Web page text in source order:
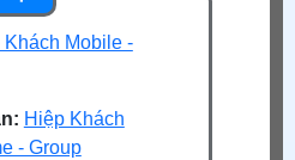
Khách Mobile -
Hiệp Khách
- Group